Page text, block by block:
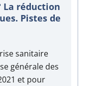
La réduction
Pistes de
sanitaire
générale des
et pour